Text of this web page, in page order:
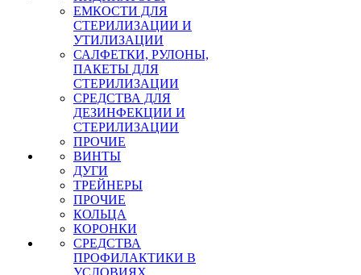
ЕМКОСТИ ДЛЯ
СТЕРИЛИЗАЦИИ И
УТИЛИЗАЦИИ
САЛФЕТКИ, РУЛОНЫ,
ПАКЕТЫ ДЛЯ
СТЕРИЛИЗАЦИИ
СРЕДСТВА ДЛЯ
ДЕЗИНФЕКЦИИ И
СТЕРИЛИЗАЦИИ
ПРОЧИЕ
ВИНТЫ
ДУГИ
ТРЕЙНЕРЫ
ПРОЧИЕ
КОЛЬЦА
КОРОНКИ
СРЕДСТВА
ПРОФИЛАКТИКИ В
УСЛОВИЯХ